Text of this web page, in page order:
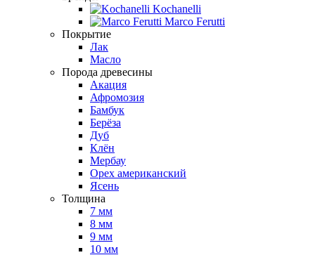
Kochanelli
Marco Ferutti
Покрытие
Лак
Масло
Порода древесины
Акация
Афромозия
Бамбук
Берёза
Дуб
Клён
Мербау
Орех американский
Ясень
Толщина
7 мм
8 мм
9 мм
10 мм